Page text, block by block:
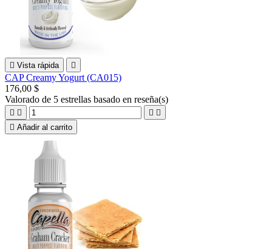
 Vista rápida 
CAP Creamy Yogurt (CA015)
176,00 $
Valorado de 5 estrellas basado en reseña(s)
   
 Añadir al carrito